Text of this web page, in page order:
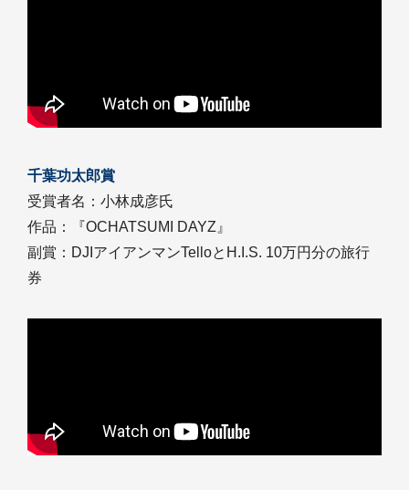
千葉功太郎賞
受賞者名：小林成彦氏
作品：『OCHATSUMI DAYZ』
副賞：DJIアイアンマンTelloとH.I.S. 10万円分の旅行
券